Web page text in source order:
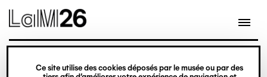
Gestion des cookies
Ce site utilise des cookies déposés par le musée ou par des